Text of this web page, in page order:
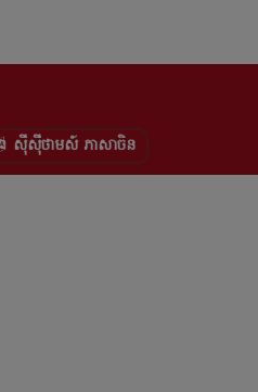
ស៊ីស៊ីថាមស៍ ភាសាចិន